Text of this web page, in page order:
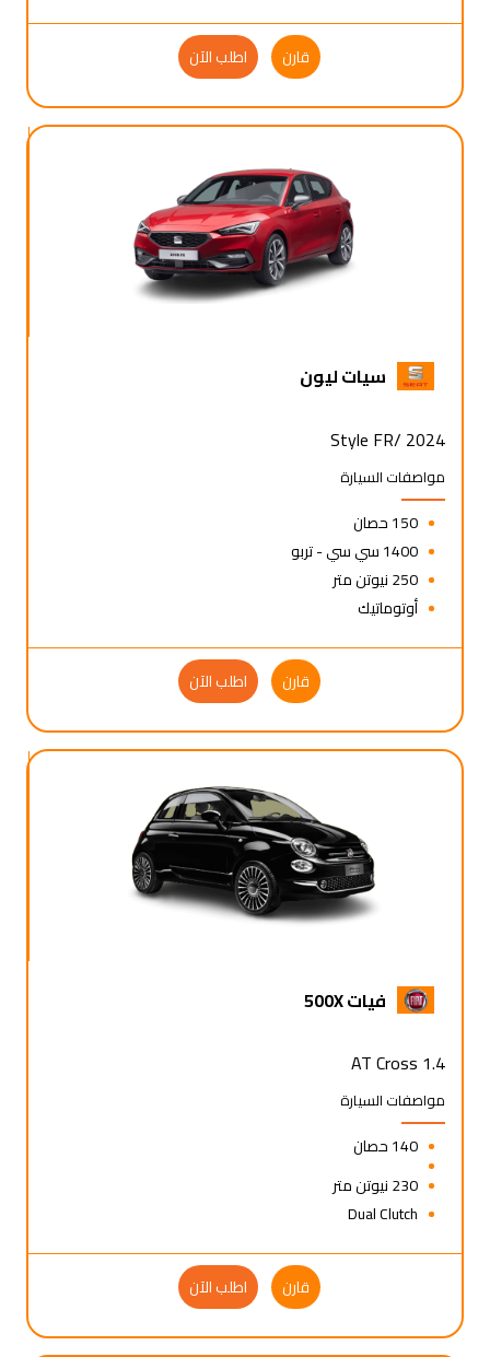
قارن اطلب الآن
سيات ليون
Style FR/ 2024
مواصفات السيارة
150 حصان
1400 سي سي - تربو
250 نيوتن متر
أوتوماتيك
قارن اطلب الآن
فيات 500X
1.4 AT Cross
مواصفات السيارة
140 حصان
230 نيوتن متر
Dual Clutch
قارن اطلب الآن